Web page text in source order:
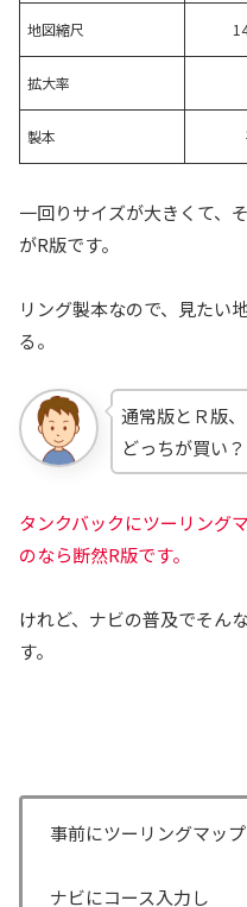
地図縮尺
拡大率
製本
一回りサイズが大きくて、
がR版です。
リング製本なので、見たい
る。
通常版とＲ版、
どっちが買い？
タンクバックにツーリング
のなら断然R版です。
けれど、ナビの普及でそん
す。
事前にツーリングマッ
ナビにコース入力し